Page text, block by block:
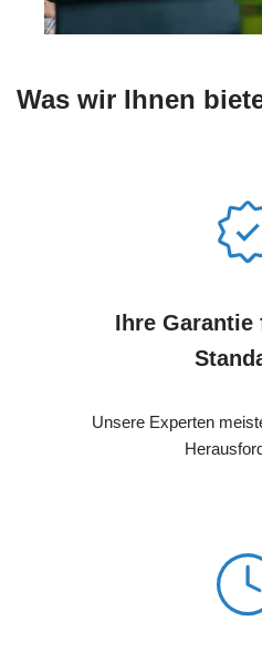
Was wir Ihnen
Ihre
Unsere Experten